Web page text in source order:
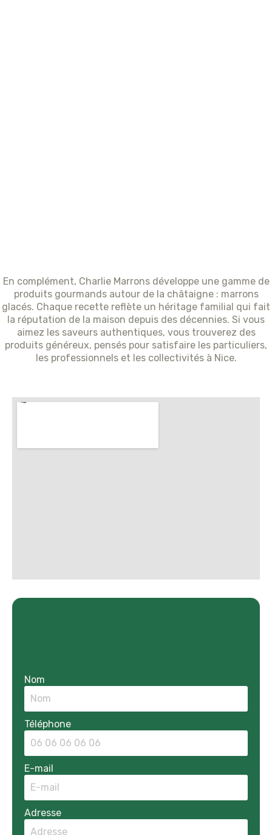
En complément, Charlie Marrons développe une gamme de
produits gourmands autour de la châtaigne : marrons
glacés. Chaque recette reflète un héritage familial qui fait
la réputation de la maison depuis des décennies. Si vous
aimez les saveurs authentiques, vous trouverez des
produits généreux, pensés pour satisfaire les particuliers,
les professionnels et les collectivités à Nice.
Nom
Téléphone
E-mail
Adresse